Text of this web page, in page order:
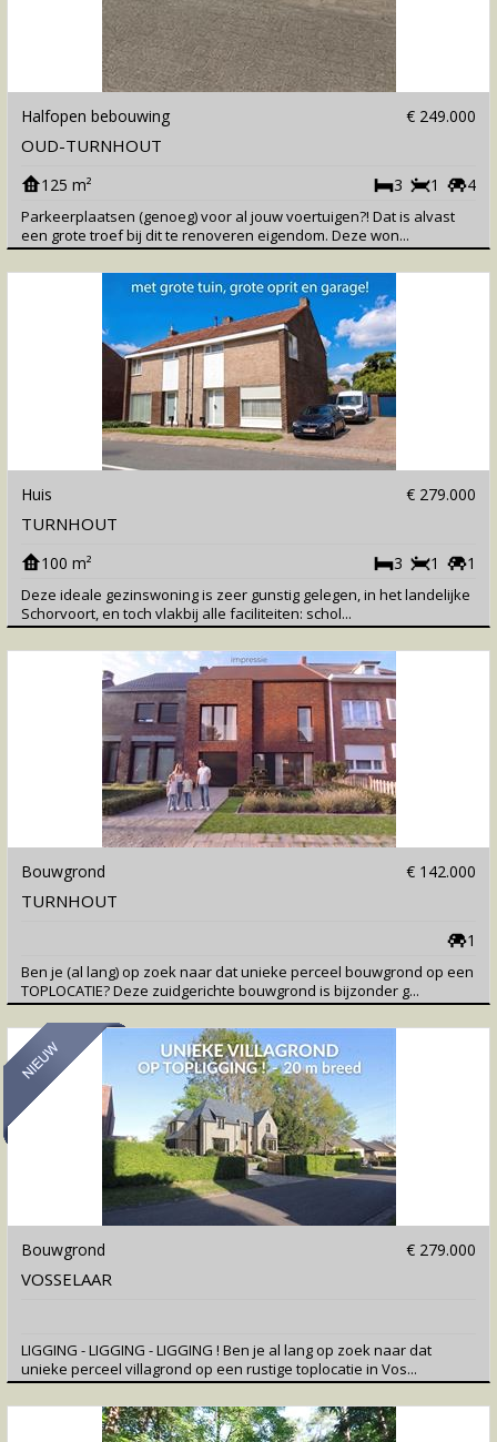
Halfopen bebouwing € 249.000
OUD-TURNHOUT
125 m² 4
1
3
Parkeerplaatsen (genoeg) voor al jouw voertuigen?! Dat is alvast
een grote troef bij dit te renoveren eigendom. Deze won...
Huis € 279.000
TURNHOUT
100 m² 1
1
3
Deze ideale gezinswoning is zeer gunstig gelegen, in het landelijke
Schorvoort, en toch vlakbij alle faciliteiten: schol...
Bouwgrond € 142.000
TURNHOUT
1
Ben je (al lang) op zoek naar dat unieke perceel bouwgrond op een
TOPLOCATIE? Deze zuidgerichte bouwgrond is bijzonder g...
Bouwgrond € 279.000
VOSSELAAR
LIGGING - LIGGING - LIGGING ! Ben je al lang op zoek naar dat
unieke perceel villagrond op een rustige toplocatie in Vos...